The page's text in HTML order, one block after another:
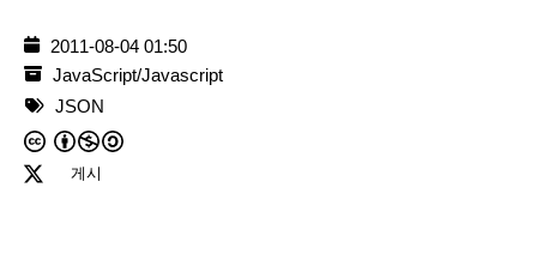
2011-08-04 01:50
JavaScript/Javascript
JSON
게시